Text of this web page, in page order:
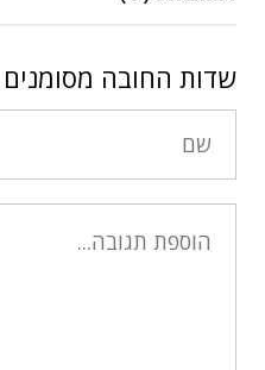
שדות החובה מסומנים